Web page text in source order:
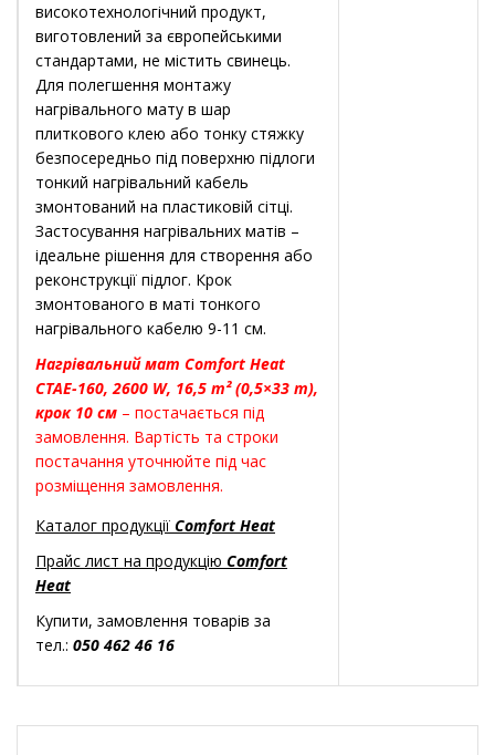
високотехнологічний продукт,
виготовлений за європейськими
стандартами, не містить свинець.
Для полегшення монтажу
нагрівального мату в шар
плиткового клею або тонку стяжку
безпосередньо під поверхню підлоги
тонкий нагрівальний кабель
змонтований на пластиковій сітці.
Застосування нагрівальних матів –
ідеальне рішення для створення або
реконструкції підлог. Крок
змонтованого в маті тонкого
нагрівального кабелю 9-11 см.
Нагрівальний мат Comfort Heat
CTAE-160, 2600 W, 16,5 m² (0,5×33 m),
крок 10 см – постачається під
замовлення. Вартість та строки
постачання уточнюйте під час
розміщення замовлення.
Каталог продукції Comfort Heat
Прайс лист на продукцію Comfort
Heat
Купити, замовлення товарів за
тел.: 050 462 46 16